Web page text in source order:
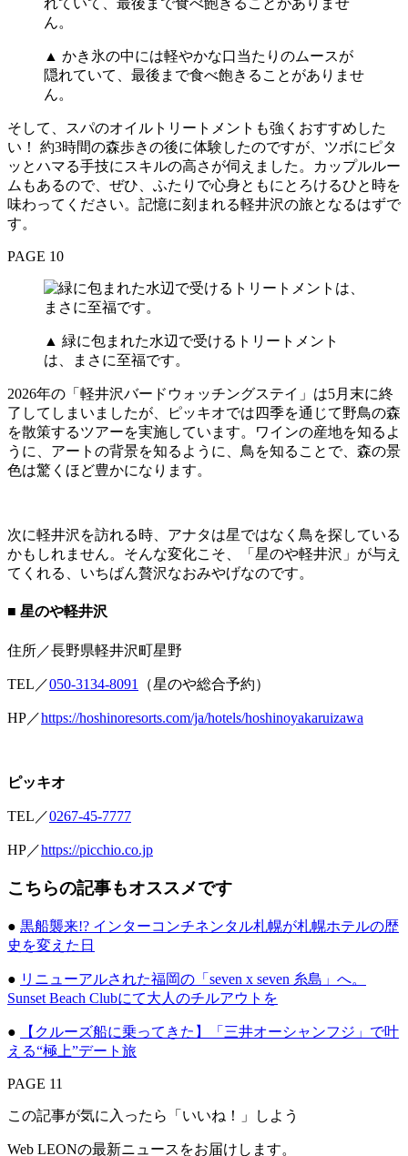
▲ かき氷の中には軽やかな口当たりのムースが
隠れていて、最後まで食べ飽きることがありませ
ん。
そして、スパのオイルトリートメントも強くおすすめした
い！ 約3時間の森歩きの後に体験したのですが、ツボにピタ
ッとハマる手技にスキルの高さが伺えました。カップルルー
ムもあるので、ぜひ、ふたりで心身ともにとろけるひと時を
味わってください。記憶に刻まれる軽井沢の旅となるはずで
す。
PAGE 10
▲ 緑に包まれた水辺で受けるトリートメント
は、まさに至福です。
2026年の「軽井沢バードウォッチングステイ」は5月末に終
了してしまいましたが、ピッキオでは四季を通じて野鳥の森
を散策するツアーを実施しています。ワインの産地を知るよ
うに、アートの背景を知るように、鳥を知ることで、森の景
色は驚くほど豊かになります。
次に軽井沢を訪れる時、アナタは星ではなく鳥を探している
かもしれません。そんな変化こそ、「星のや軽井沢」が与え
てくれる、いちばん贅沢なおみやげなのです。
■ 星のや軽井沢
住所／長野県軽井沢町星野
TEL／050-3134-8091 （星のや総合予約）
HP／https://hoshinoresorts.com/ja/hotels/hoshinoyakaruizawa
ピッキオ
TEL／0267-45-7777
HP／https://picchio.co.jp
こちらの記事もオススメです
● 黒船襲来!? インターコンチネンタル札幌が札幌ホテルの歴
史を変えた日
● リニューアルされた福岡の「seven x seven 糸島」へ。
Sunset Beach Clubにて大人のチルアウトを
●
【クルーズ船に乗ってきた】「三井オーシャンフジ」で叶
える“極上”デート旅
PAGE 11
この記事が気に入ったら「いいね！」しよう
Web LEONの最新ニュースをお届けします。